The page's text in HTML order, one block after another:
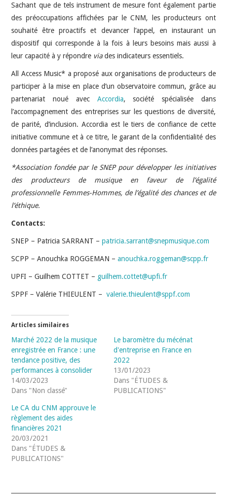
Sachant que de tels instrument de mesure font également partie
des préoccupations affichées par le CNM, les producteurs ont
souhaité être proactifs et devancer l’appel, en instaurant un
dispositif qui corresponde à la fois à leurs besoins mais aussi à
leur capacité à y répondre viades indicateurs essentiels.
All Access Music* a proposé aux organisations de producteurs de
participer à la mise en place d’un observatoire commun, grâce au
partenariat noué avec Accordia, société spécialisée dans
l’accompagnement des entreprises sur les questions de diversité,
de parité, d’inclusion. Accordia est le tiers de confiance de cette
initiative commune et à ce titre, le garant de la confidentialité des
données partagées et de l’anonymat des réponses.
*Association fondée par le SNEP pour développer les initiatives
des producteurs de musique en faveur de l’égalité
professionnelle Femmes-Hommes, de l’égalité des chances et de
l’éthique.
Contacts:
SNEP – Patricia SARRANT –patricia.sarrant@snepmusique.com
SCPP – Anouchka ROGGEMAN –anouchka.roggeman@scpp.fr
UPFI – Guilhem COTTET – guilhem.cottet@upfi.fr
SPPF – Valérie THIEULENT –valerie.thieulent@sppf.com
Articles similaires
Marché 2022 de la musique
enregistrée en France : une
tendance positive, des
performances à consolider
14/03/2023
Dans "Non classé"
Le baromètre du mécénat
d'entreprise en France en
2022
13/01/2023
Dans "ÉTUDES &
PUBLICATIONS"
Le CA du CNM approuve le
règlement des aides
financières 2021
20/03/2021
Dans "ÉTUDES &
PUBLICATIONS"